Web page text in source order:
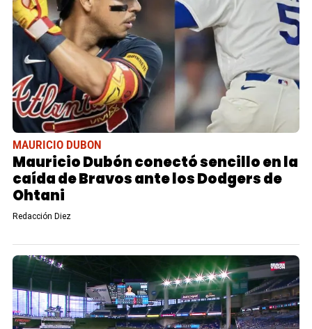
MAURICIO DUBON
Mauricio Dubón conectó sencillo en la
caída de Bravos ante los Dodgers de
Ohtani
Redacción Diez